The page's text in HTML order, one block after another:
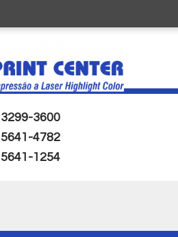
3299-3600
5641-4782
5641-1254